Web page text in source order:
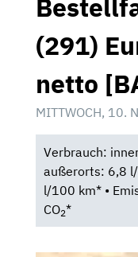
(291)
netto
MITTWOCH, 10.
Verbrauch:
außerorts: 6,8
l/100 km* •
CO2*